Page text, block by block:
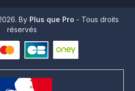
By Plus que Pro - Tous droits
réservés